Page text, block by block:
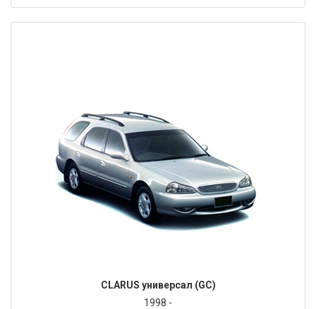
CLARUS универсал (GC)
1998 -